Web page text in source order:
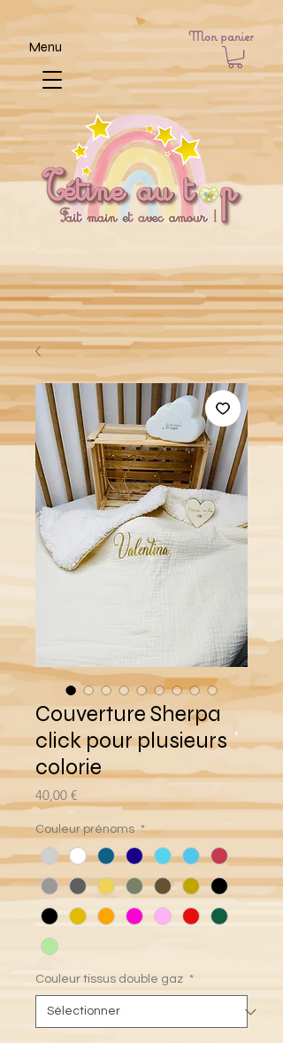
Mon panier
Menu
Couverture Sherpa
click pour plusieurs
colorie
40,00 €Prix
Couleur prénoms *
Couleur tissus double gaz *